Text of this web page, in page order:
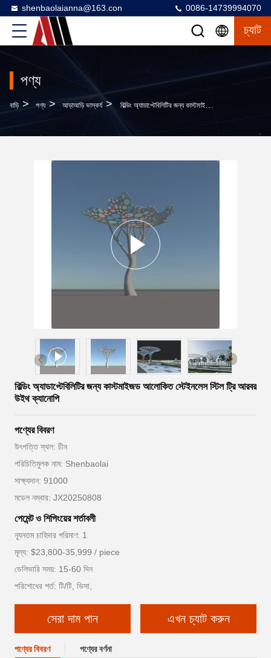
shenbaolaianna@163.con 0086-14739994070
চ্যাট
পণ্য
বাড়ি > পণ্য > আড়াআড়ি ভাস্কর্য > বিল্ডিং অ্যাডাপ্টেবিলিটির জন্য কাস্টমাইজড আলোকিত স্টেইনলেস স্টিল ট্রি আরবর উইথ ক্যানোপি
বিল্ডিং অ্যাডাপ্টেবিলিটির জন্য কাস্টমাইজড আলোকিত স্টেইনলেস স্টিল ট্রি আরবর
উইথ ক্যানোপি
পণ্যের বিবরণ
উৎপত্তি স্থল: চীন
পরিচিতিমুলক নাম: Shenbaolai
সাক্ষ্যদান: 91000
মডেল নম্বার: JX20250808
পেমেন্ট ও শিপিংয়ের শর্তাবলী
ন্যূনতম চাহিদার পরিমাণ: 1
মূল্য: $23,800-35,999 / piece
ডেলিভারি সময়: 15-60 দিন
পরিশোধের শর্ত: টি/টি, ভিসা,
সেরা দাম পান এখন চ্যাট করুন
পণ্যের বিবরণ পণ্যের বর্ণনা